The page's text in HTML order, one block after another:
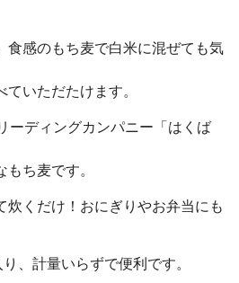
感のもち麦で白米に混ぜても気
いただたけます。
ーディングカンパニー「はくば
ち麦です。
くだけ！おにぎりやお弁当にも
、計量いらずで便利です。